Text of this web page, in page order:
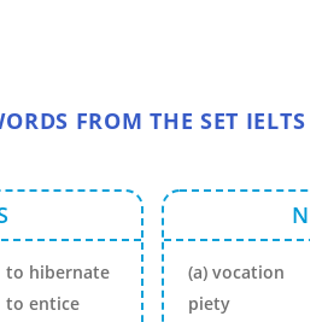
FROM THE SET IELTS
to hibernate
to entice
(a) vocation
piety